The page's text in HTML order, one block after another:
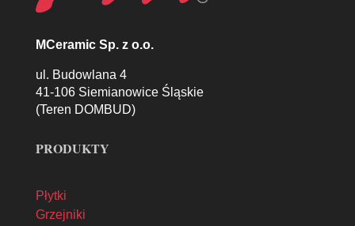
MCeramic Sp. z o.o.
ul. Budowlana 4
41-106 Siemianowice Śląskie
(Teren DOMBUD)
PRODUKTY
Płytki
Grzejniki